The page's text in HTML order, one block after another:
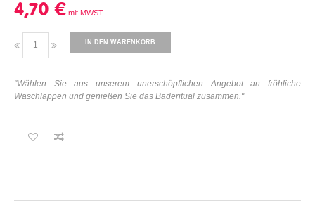
4,70 €
IN DEN WARENKORB
"Wählen Sie aus unserem unerschöpflichen Angebot an fröhliche
Waschlappen und genießen Sie das Baderitual zusammen."